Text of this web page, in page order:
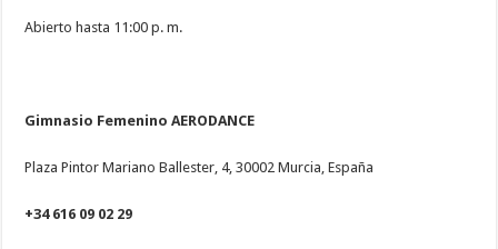
Abierto hasta 11:00 p. m.
Gimnasio Femenino AERODANCE
Plaza Pintor Mariano Ballester, 4, 30002 Murcia, España
+34 616 09 02 29